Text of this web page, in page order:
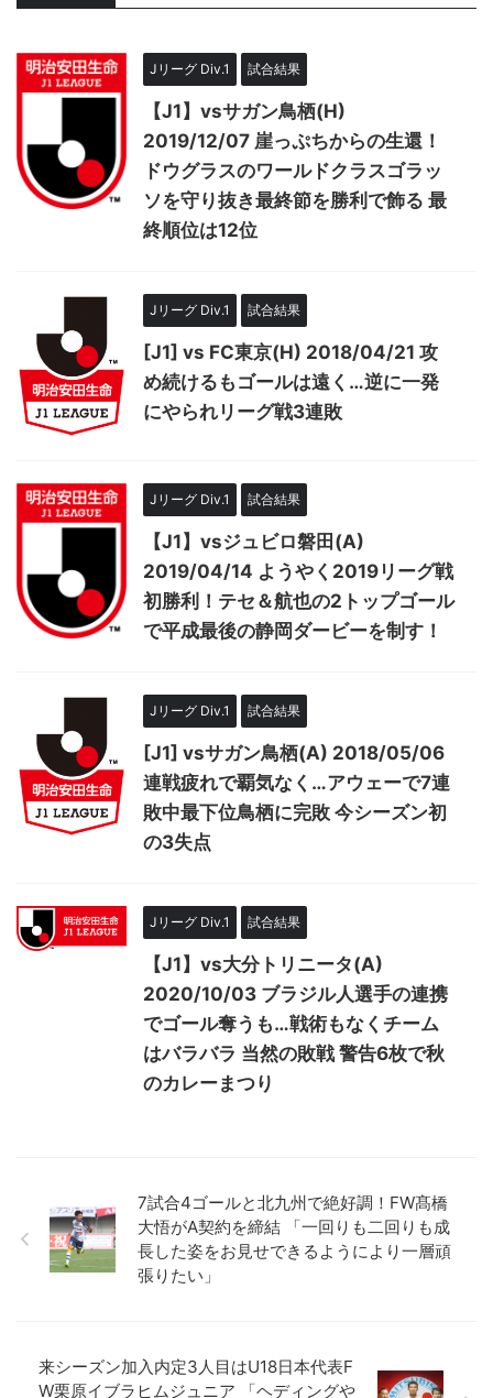
Jリーグ Div.1 試合結果
【J1】vsサガン鳥栖(H)
2019/12/07 崖っぷちからの生還！
ドウグラスのワールドクラスゴラッ
ソを守り抜き最終節を勝利で飾る 最
終順位は12位
Jリーグ Div.1 試合結果
[J1] vs FC東京(H) 2018/04/21 攻
め続けるもゴールは遠く…逆に一発
にやられリーグ戦3連敗
Jリーグ Div.1 試合結果
【J1】vsジュビロ磐田(A)
2019/04/14 ようやく2019リーグ戦
初勝利！テセ＆航也の2トップゴール
で平成最後の静岡ダービーを制す！
Jリーグ Div.1 試合結果
[J1] vsサガン鳥栖(A) 2018/05/06
連戦疲れで覇気なく…アウェーで7連
敗中最下位鳥栖に完敗 今シーズン初
の3失点
Jリーグ Div.1 試合結果
【J1】vs大分トリニータ(A)
2020/10/03 ブラジル人選手の連携
でゴール奪うも…戦術もなくチーム
はバラバラ 当然の敗戦 警告6枚で秋
のカレーまつり
7試合4ゴールと北九州で絶好調！FW髙橋
大悟がA契約を締結 「一回りも二回りも成
長した姿をお見せできるようにより一層頑
張りたい」
来シーズン加入内定3人目はU18日本代表F
W栗原イブラヒムジュニア 「ヘディングや